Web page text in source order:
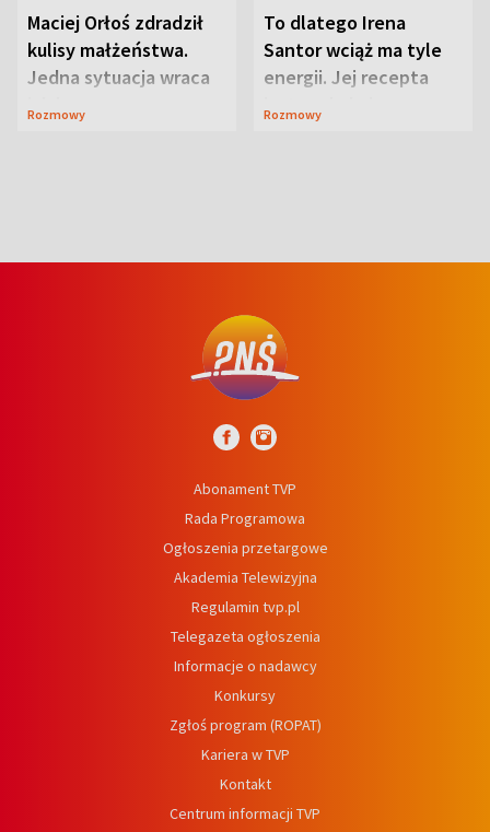
Maciej Orłoś zdradził
kulisy małżeństwa.
Jedna sytuacja wraca
jak bumerang
Rozmowy
To dlatego Irena
Santor wciąż ma tyle
energii. Jej recepta
jest zaskakująco
Rozmowy
Abonament TVP
Rada Programowa
Ogłoszenia przetargowe
Akademia Telewizyjna
Regulamin tvp.pl
Telegazeta ogłoszenia
Informacje o nadawcy
Konkursy
Zgłoś program (ROPAT)
Kariera w TVP
Kontakt
Centrum informacji TVP